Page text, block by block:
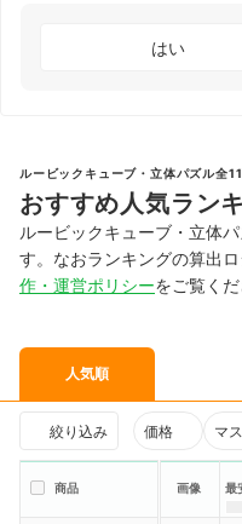
はい
ルービックキューブ・立体パズル全
おすすめ人気ラン
ルービックキューブ・立体
す。なおランキングの算出ロ
作・運営ポリシーをご覧くだ
人気順
絞り込み 価格 マ
商品 画像 最